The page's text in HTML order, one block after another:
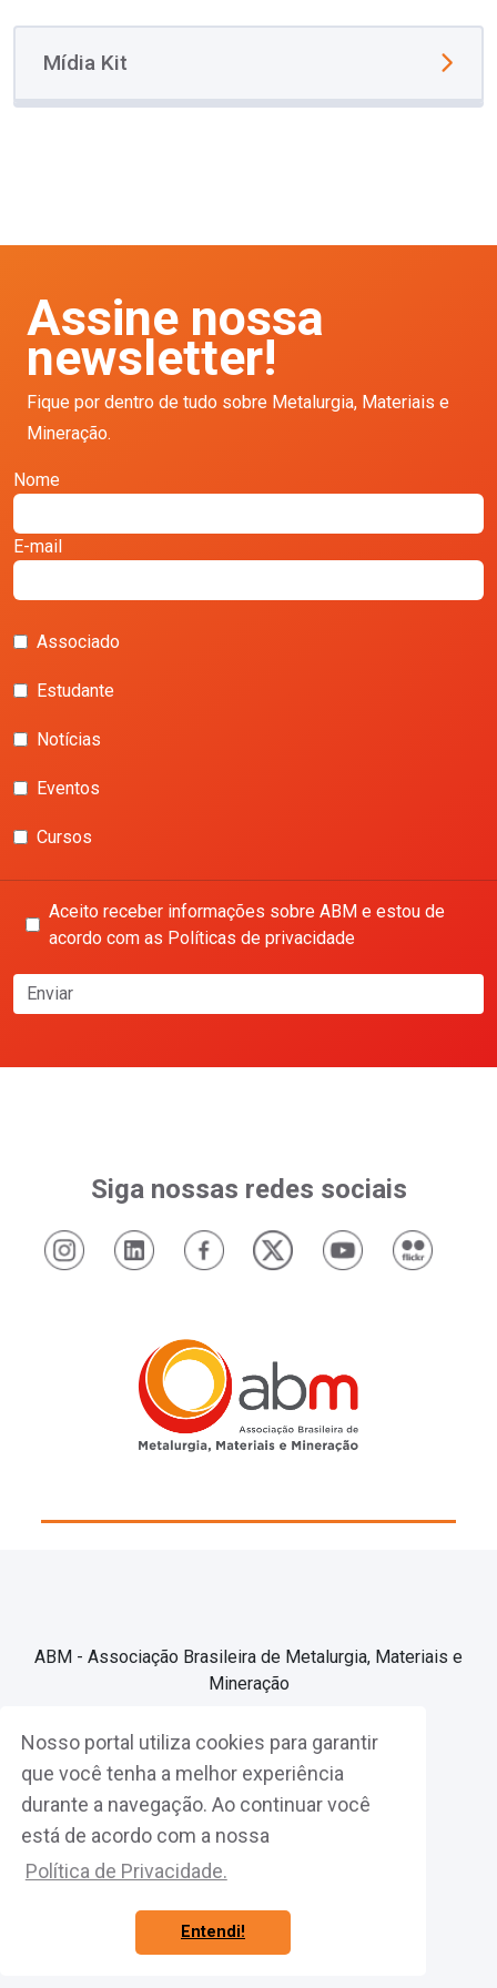
Nosso portal utiliza cookies para garantir
que você tenha a melhor experiência
durante a navegação. Ao continuar você
está de acordo com a nossa
Política de Privacidade.
Entendi!
Mídia Kit
Assine nossa
newsletter!
Fique por dentro de tudo sobre Metalurgia, Materiais e
Mineração.
Nome
E-mail
Associado
Estudante
Notícias
Eventos
Cursos
Aceito receber informações sobre ABM e estou de
acordo com as Políticas de privacidade
Enviar
Siga nossas redes sociais
ABM - Associação Brasileira de Metalurgia, Materiais e
Mineração
Associe-se
Fazer Login